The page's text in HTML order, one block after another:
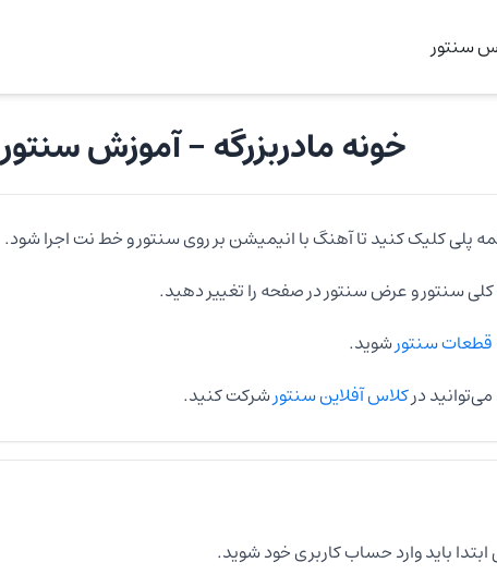
سنتور
خونه مادربزرگه- آموزشسنتور
پلی کلیک کنید تا آهنگ با انیمیشن بر رویسنتورو خط نت اجرا شود.
سنتورو عرضسنتوردر صفحه را تغییر دهید.
قطعاتسنتورشوید.
درکلاس آفلاین سنتورشرکت کنید.
باید وارد حساب کاربری خود شوید.